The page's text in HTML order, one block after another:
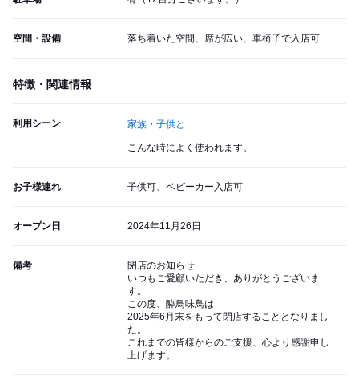
空間・設備 落ち着いた空間、席が広い、車椅子で入店可
特徴・関連情報
利用シーン 家族・子供と
こんな時によく使われます。
お子様連れ 子供可、ベビーカー入店可
オープン日 2024年11月26日
備考
閉店のお知らせ
いつもご愛顧いただき、ありがとうございま
す。
この度、酔鳥味鳥は
2025年6月末をもって閉店することとなりまし
た。
これまでの皆様からのご支援、心より感謝申し
上げます。